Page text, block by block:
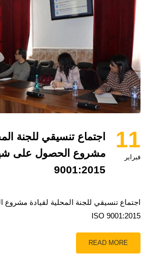
11
فبراير
اجتماع تنسيقي للجنة
9001:2015
اجتماع تنسيقي للجنة المحلية لقيادة
ISO 9001:2015
READ MORE